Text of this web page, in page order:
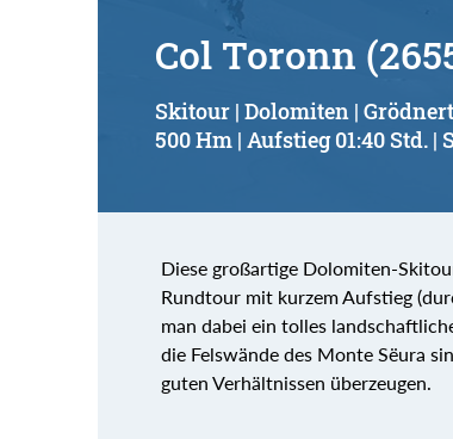
Col Toronn
Skitour | Dolomiten |
500 Hm | Aufstieg 01:40 Std.
Diese großartige Dolomiten-
Rundtour mit kurzem Aufstieg
man dabei ein tolles
die Felswände des Monte Sëura
guten Verhältnissen überzeugen.